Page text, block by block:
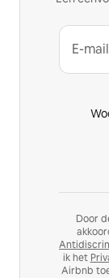
E-
Door
ik het
Airbnb